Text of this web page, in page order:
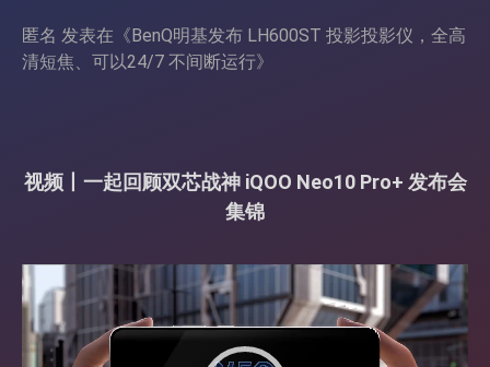
匿名 发表在《BenQ明基发布 LH600ST 投影投影仪，全高
清短焦、可以24/7 不间断运行》
视频丨一起回顾双芯战神 iQOO Neo10 Pro+ 发布会
集锦
视
频
播
放